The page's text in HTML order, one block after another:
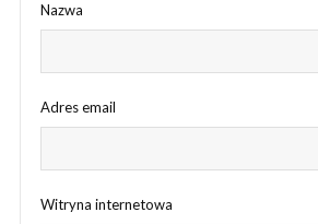
Nazwa
Adres email
Witryna internetowa